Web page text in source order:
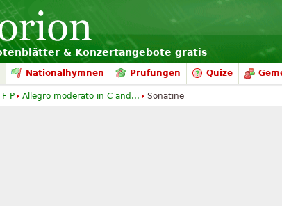
& Konzertangebote gratis
Nationalhymnen Prüfungen Quize
P Allegro moderato in C and... Sonatine